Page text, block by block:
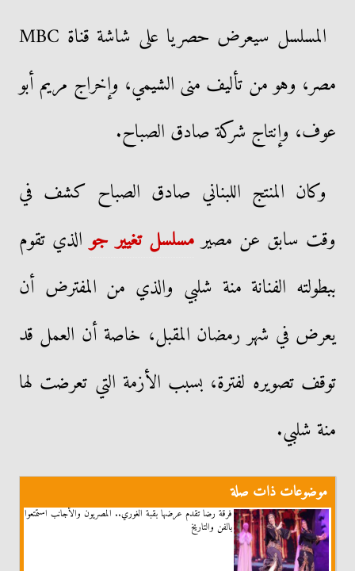
المسلسل سيعرض حصريا على شاشة قناة MBC
مصر، وهو من تأليف منى الشيمي، وإخراج مريم أبو
عوف، وإنتاج شركة صادق الصباح.
وكان المنتج اللبناني صادق الصباح كشف في
وقت سابق عن مصيرمسلسل تغيير جوالذي تقوم
ببطولته الفنانة منة شلبي والذي من المفترض أن
يعرض في شهر رمضان المقبل، خاصة أن العمل قد
توقف تصويره لفترة، بسبب الأزمة التي تعرضت لها
منة شلبي.
موضوعات ذات صلة
فرقة رضا تقدم عرضها بقبة الغوري.. المصريون والأجانب استمتعوا
بالفن والتاريخ